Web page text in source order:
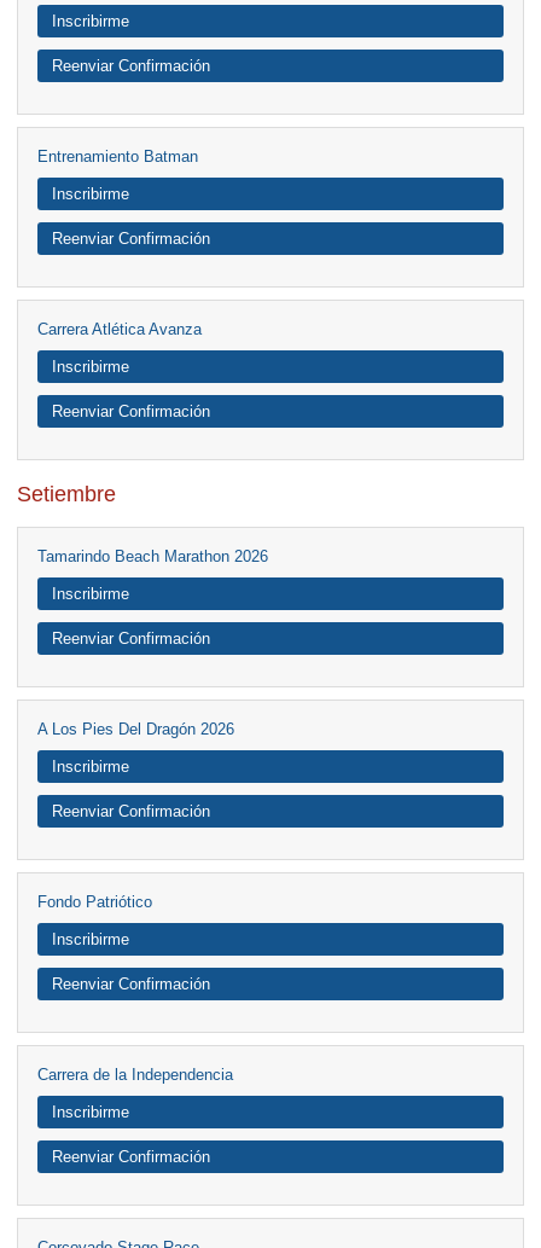
Inscribirme
Reenviar Confirmación
Entrenamiento Batman
Inscribirme
Reenviar Confirmación
Carrera Atlética Avanza
Inscribirme
Reenviar Confirmación
Setiembre
Tamarindo Beach Marathon 2026
Inscribirme
Reenviar Confirmación
A Los Pies Del Dragón 2026
Inscribirme
Reenviar Confirmación
Fondo Patriótico
Inscribirme
Reenviar Confirmación
Carrera de la Independencia
Inscribirme
Reenviar Confirmación